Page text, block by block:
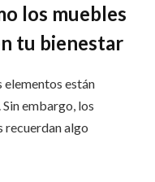
los muebles
tu bienestar
elementos están
embargo, los
recuerdan algo